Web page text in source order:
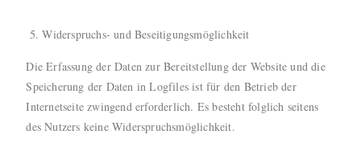
Widerspruchs- und Beseitigungsmöglichkeit
Die Erfassung der Daten zur Bereitstellung der Website und die
Speicherung der Daten in Logfiles ist für den Betrieb der
Internetseite zwingend erforderlich. Es besteht folglich seitens
des Nutzers keine Widerspruchsmöglichkeit.